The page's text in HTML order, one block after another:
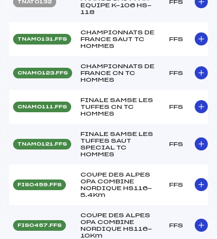
TNAT0132
EQUIPE K-106 HS-
118
FFS
TNAM0131.FFS
CHAMPIONNATS DE
FRANCE SAUT TC
HOMMES
FFS
CNAM0123.FFS
CHAMPIONNATS DE
FRANCE CN TC
HOMMES
FFS
CNAM0111.FFS
FINALE SAMSE LES
TUFFES CN TC
HOMMES
FFS
TNAM0121.FFS
FINALE SAMSE LES
TUFFES SAUT
SPECIAL TC
HOMMES
FFS
FIS0459.FFS
COUPE DES ALPES
OPA COMBINE
NORDIQUE HS116-
5.4Km
FFS
FIS0457.FFS
COUPE DES ALPES
OPA COMBINE
NORDIQUE HS116-
10Km
FFS